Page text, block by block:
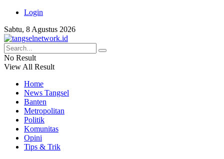
Login
Sabtu, 8 Agustus 2026
No Result
View All Result
Home
News Tangsel
Banten
Metropolitan
Politik
Komunitas
Opini
Tips & Trik